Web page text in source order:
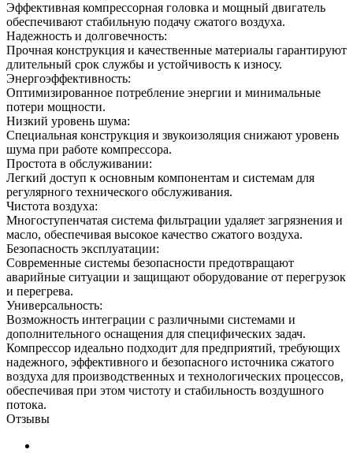
Эффективная компрессорная головка и мощный двигатель
обеспечивают стабильную подачу сжатого воздуха.
Надежность и долговечность:
Прочная конструкция и качественные материалы гарантируют
длительный срок службы и устойчивость к износу.
Энергоэффективность:
Оптимизированное потребление энергии и минимальные
потери мощности.
Низкий уровень шума:
Специальная конструкция и звукоизоляция снижают уровень
шума при работе компрессора.
Простота в обслуживании:
Легкий доступ к основным компонентам и системам для
регулярного технического обслуживания.
Чистота воздуха:
Многоступенчатая система фильтрации удаляет загрязнения и
масло, обеспечивая высокое качество сжатого воздуха.
Безопасность эксплуатации:
Современные системы безопасности предотвращают
аварийные ситуации и защищают оборудование от перегрузок
и перегрева.
Универсальность:
Возможность интеграции с различными системами и
дополнительного оснащения для специфических задач.
Компрессор идеально подходит для предприятий, требующих
надежного, эффективного и безопасного источника сжатого
воздуха для производственных и технологических процессов,
обеспечивая при этом чистоту и стабильность воздушного
потока.
Отзывы